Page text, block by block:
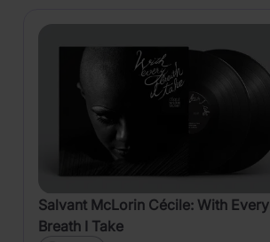
Salvant McLorin Cécile: With Every
Breath I Take